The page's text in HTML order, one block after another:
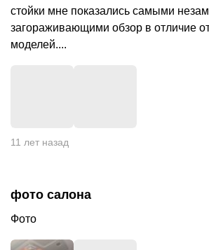
стойки мне показались самыми
загораживающими обзор в отличие
моделей....
11 лет назад
фото салона
Фото